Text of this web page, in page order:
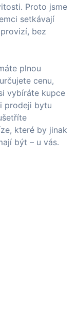
Proto jsme
setkávají
bez
plnou
cenu,
vybíráte kupce
prodeji bytu
které by jinak
být – u vás.